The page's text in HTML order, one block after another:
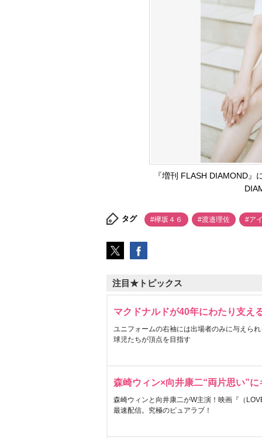
『増刊 FLASH DIAMOND
タグ #欅坂４６ #渡邉理佐 #ア
注目★トピックス
マクドナルドが40年にわたり支え
ユニフォームの右袖には出場者のみに与えら
球児たちが頂点を目指す
森崎ウィン×向井康二“両片思い”
森崎ウィンと向井康二がW主演！映画『（
最速配信。究極のピュアラブ！